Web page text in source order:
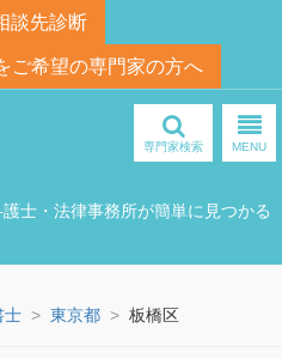
談先診断
ご希望の専門家の方へ
士・法律事務所が簡単に見つかる
専門家検索 MENU
士 東京都 板橋区